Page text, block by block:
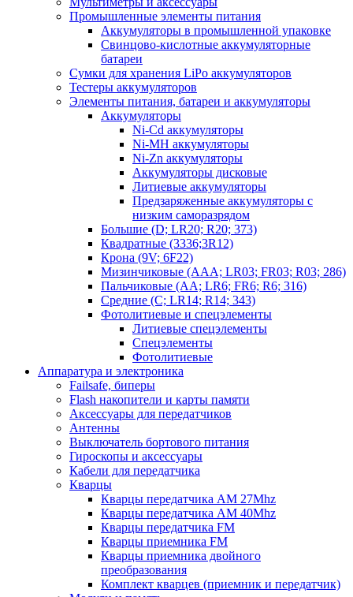
Промышленные элементы питания
Аккумуляторы в промышленной упаковке
Свинцово-кислотные аккумуляторные
батареи
Сумки для хранения LiPo аккумуляторов
Тестеры аккумуляторов
Элементы питания, батареи и аккумуляторы
Аккумуляторы
Ni-Cd аккумуляторы
Ni-MH аккумуляторы
Ni-Zn аккумуляторы
Аккумуляторы дисковые
Литиевые аккумуляторы
Предзаряженные аккумуляторы с
низким саморазрядом
Большие (D; LR20; R20; 373)
Квадратные (3336;3R12)
Крона (9V; 6F22)
Мизинчиковые (AAA; LR03; FR03; R03; 286)
Пальчиковые (AA; LR6; FR6; R6; 316)
Средние (C; LR14; R14; 343)
Фотолитиевые и спецэлементы
Литиевые спецэлементы
Спецэлементы
Фотолитиевые
Аппаратура и электроника
Failsafe, биперы
Flash накопители и карты памяти
Аксессуары для передатчиков
Антенны
Выключатель бортового питания
Гироскопы и аксессуары
Кабели для передатчика
Кварцы
Кварцы передатчика AM 27Mhz
Кварцы передатчика AM 40Mhz
Кварцы передатчика FM
Кварцы приемника FM
Кварцы приемника двойного
преобразования
Комплект кварцев (приемник и передатчик)